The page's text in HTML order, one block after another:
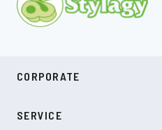
CORPORATE
COMPANY
NEWS
SERVICE